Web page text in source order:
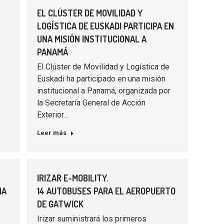
EL CLÚSTER DE MOVILIDAD Y
LOGÍSTICA DE EUSKADI PARTICIPA EN
UNA MISIÓN INSTITUCIONAL A
PANAMÁ
El Clúster de Movilidad y Logística de
Euskadi ha participado en una misión
institucional a Panamá, organizada por
la Secretaría General de Acción
Exterior…
Leer más
IRIZAR E-MOBILITY.
14 AUTOBUSES PARA EL AEROPUERTO
DE GATWICK
Irizar suministrará los primeros